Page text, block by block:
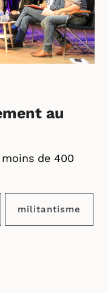
au
moins de 400
militantisme